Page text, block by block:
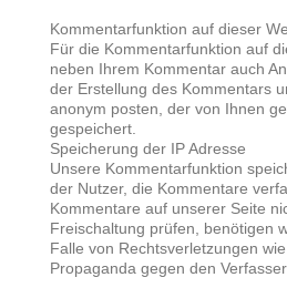
Kommentarfunktion auf dieser
Für die Kommentarfunktion auf
neben Ihrem Kommentar auch
der Erstellung des Kommentars
anonym posten, der von Ihnen
gespeichert.
Speicherung der IP Adresse
Unsere Kommentarfunktion
der Nutzer, die Kommentare
Kommentare auf unserer Seite
Freischaltung prüfen, benötigen
Falle von Rechtsverletzungen
Propaganda gegen den